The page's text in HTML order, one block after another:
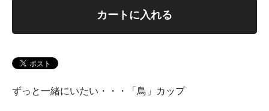
カートに入れる
ずっと一緒にいたい・・・「鳥」カップ